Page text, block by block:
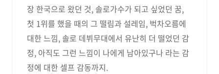
장 한국으로 왔던 것, 솔로가수가 되고 싶었던 꿈,
첫 1위를 했을 때의 그 떨림과 설레임, 벅차오름에
대한 느낌, 솔로 데뷔무대에서 유난히 더 떨었던 감
정, 아직도 그런 느낌이 나에게 남아있구나 라는 감
정에 대한 셀프 감동까지.